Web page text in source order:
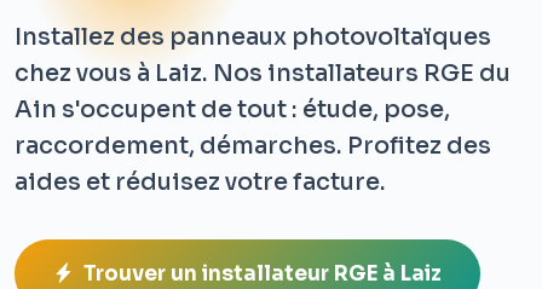
Installez des panneaux photovoltaïques
chez vous à Laiz. Nos installateurs RGE du
Ain s'occupent de tout : étude, pose,
raccordement, démarches. Profitez des
aides et réduisez votre facture.
Trouver un installateur RGE à Laiz